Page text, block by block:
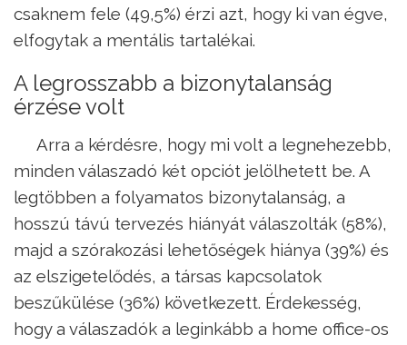
csaknem fele (49,5%) érzi azt, hogy ki van égve,
elfogytak a mentális tartalékai.
A legrosszabb a bizonytalanság
érzése volt
Arra a kérdésre, hogy mi volt a legnehezebb,
minden válaszadó két opciót jelölhetett be. A
legtöbben a folyamatos bizonytalanság, a
hosszú távú tervezés hiányát válaszolták (58%),
majd a szórakozási lehetőségek hiánya (39%) és
az elszigetelődés, a társas kapcsolatok
beszűkülése (36%) következett. Érdekesség,
hogy a válaszadók a leginkább a home office-os